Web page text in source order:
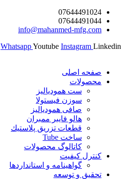
پرش
محتوا
07644491024
07644491044
info@mahanmed-mfg.com
WhatsappYoutube Instagram Linkedin
صفحه اصلی
محصولات
ست همودیالیز
سوزن فیستولا
صافی همودیالیز
هالو فایبر ممبران
قطعات تزريق پلاستيك
ساخت Tube
کاتالوگ محصولات
کنترل کیفیت
گواهينامه و استانداردها
تحقيق و توسعه